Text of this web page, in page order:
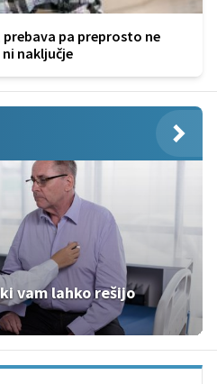
pa preprosto ne
naključje
vam lahko rešijo